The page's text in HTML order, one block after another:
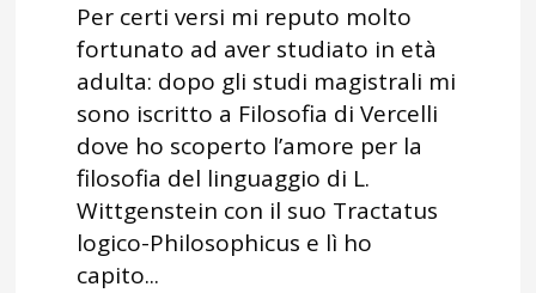
Per certi versi mi reputo molto
fortunato ad aver studiato in età
adulta: dopo gli studi magistrali mi
sono iscritto a Filosofia di Vercelli
dove ho scoperto l’amore per la
filosofia del linguaggio di L.
Wittgenstein con il suo Tractatus
logico-Philosophicus e lì ho
capito...